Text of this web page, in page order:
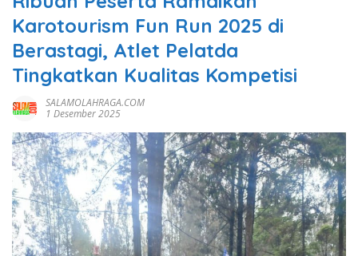
Karotourism Fun Run 2025 di
Berastagi, Atlet Pelatda
Tingkatkan Kualitas Kompetisi
SALAMOLAHRAGA.COM
1 Desember 2025